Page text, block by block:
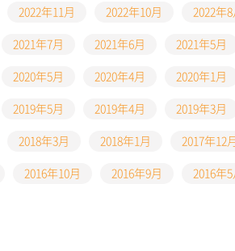
2022年11月 2022年10月 2022年8
2021年7月 2021年6月 2021年5月
2020年5月 2020年4月 2020年1月
2019年5月 2019年4月 2019年3月
2018年3月 2018年1月 2017年12
2016年10月 2016年9月 2016年5